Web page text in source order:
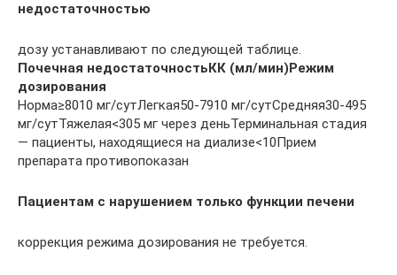
недостаточностью
дозу устанавливают по следующей таблице.
Почечная недостаточностьКК (мл/мин)Режим
дозирования
Норма≥8010 мг/сутЛегкая50-7910 мг/сутСредняя30-495
мг/сутТяжелая<305 мг через деньТерминальная стадия
— пациенты, находящиеся на диализе<10Прием
препарата противопоказан
Пациентам с нарушением только функции печени
коррекция режима дозирования не требуется.